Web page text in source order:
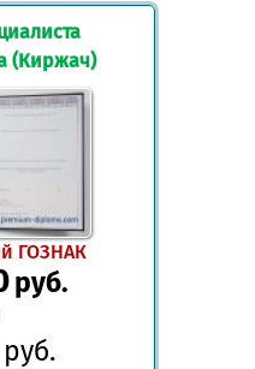
(Киржач)
ГОЗНАК
руб.
руб.